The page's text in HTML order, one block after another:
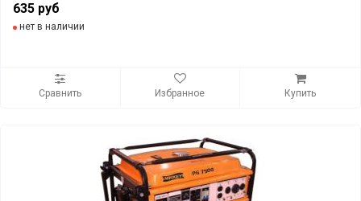
635 руб
нет в наличии
Сравнить Избранное Купить